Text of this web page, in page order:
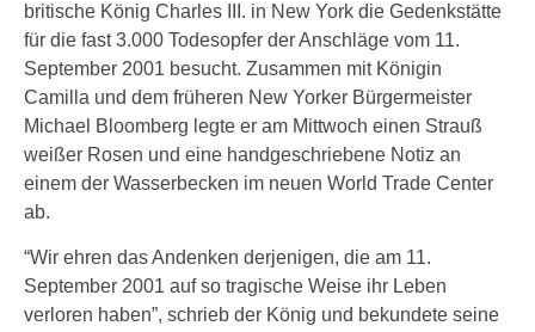
britische König Charles III. in New York die Gedenkstätte
für die fast 3.000 Todesopfer der Anschläge vom 11.
September 2001 besucht. Zusammen mit Königin
Camilla und dem früheren New Yorker Bürgermeister
Michael Bloomberg legte er am Mittwoch einen Strauß
weißer Rosen und eine handgeschriebene Notiz an
einem der Wasserbecken im neuen World Trade Center
ab.
“Wir ehren das Andenken derjenigen, die am 11.
September 2001 auf so tragische Weise ihr Leben
verloren haben”, schrieb der König und bekundete seine